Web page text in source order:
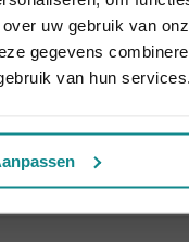
uw gebruik van
gegevens
van hun services.
Amsterdam
Eindhoven
19:00 - 21:00
Sluiten